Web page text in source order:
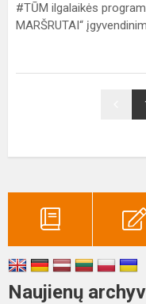
#TŪM ilgalaikės
MARŠRUTAI“
Naujienų